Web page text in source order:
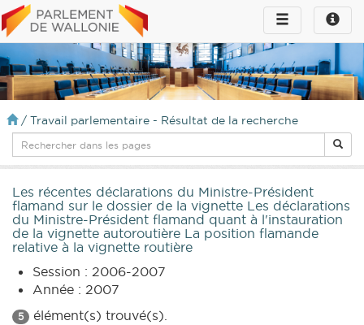
Toggle
infos
Toggle
navigation
/ Travail parlementaire - Résultat de la recherche
Les récentes déclarations du Ministre-Président
flamand sur le dossier de la vignette Les déclarations
du Ministre-Président flamand quant à l'instauration
de la vignette autoroutière La position flamande
relative à la vignette routière
Session : 2006-2007
Année : 2007
5 élément(s) trouvé(s).